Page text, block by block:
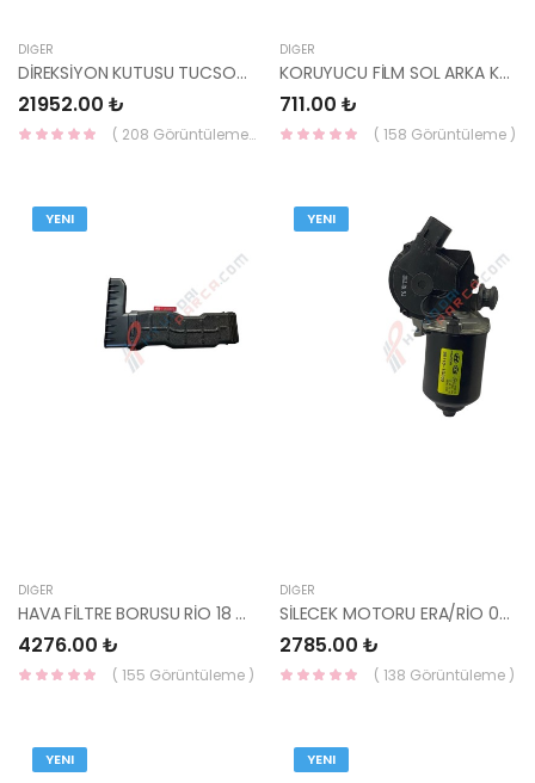
DIĞER
DİREKSİYON KUTUSU TUCSON / SPORTAGE 2021 56500-N7000 MANDO
21952.00 ₺
( 208 Görüntüleme )
DIĞER
KORUYUCU FİLM SOL ARKA KAPI TUCSON 21 83391-N7100 HMC
711.00 ₺
( 158 Görüntüleme )
YENI
DIĞER
HAVA FİLTRE BORUSU RİO 18 28210-H8100 HMC
4276.00 ₺
( 155 Görüntüleme )
YENI
DIĞER
SİLECEK MOTORU ERA/RİO 06 98110-1G000 YS
2785.00 ₺
( 138 Görüntüleme )
YENI YENI